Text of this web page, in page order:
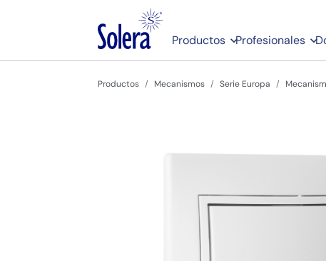
Productos Profesionales
Productos Mecanismos Serie Europa